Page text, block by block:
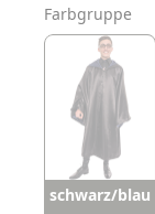
Farbgruppe
schwarz/blau